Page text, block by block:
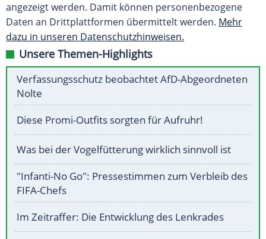
angezeigt werden. Damit können personenbezogene
Daten an Drittplattformen übermittelt werden. Mehr
dazu in unseren Datenschutzhinweisen.
Unsere Themen-Highlights
Verfassungsschutz beobachtet AfD-Abgeordneten
Nolte
Diese Promi-Outfits sorgten für Aufruhr!
Was bei der Vogelfütterung wirklich sinnvoll ist
"Infanti-No Go": Pressestimmen zum Verbleib des
FIFA-Chefs
Im Zeitraffer: Die Entwicklung des Lenkrades